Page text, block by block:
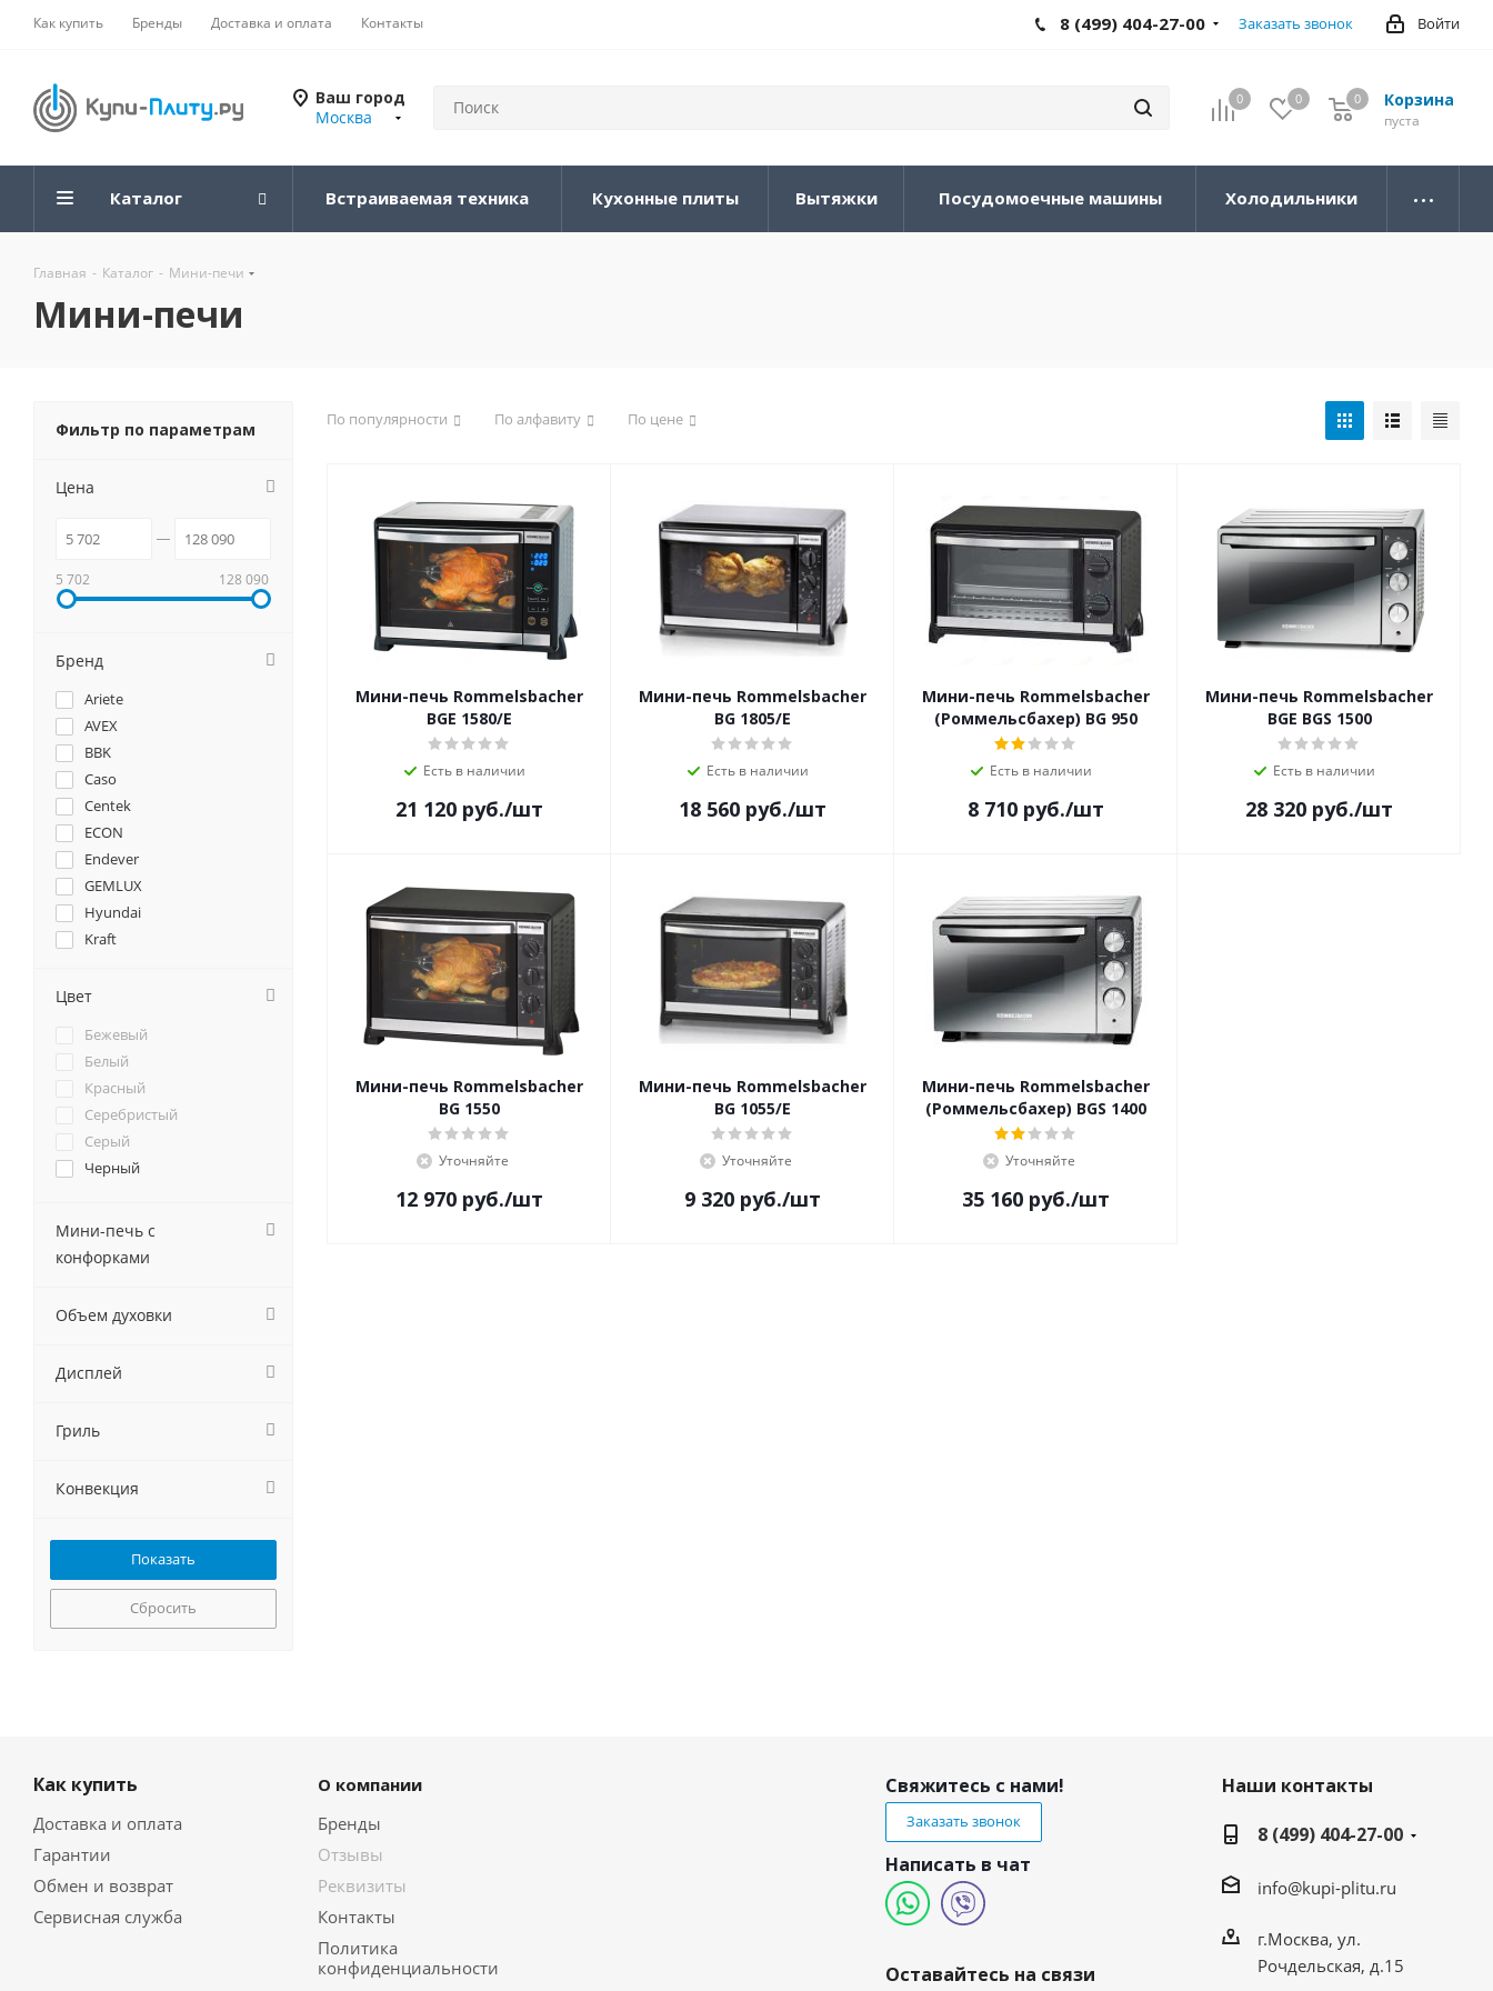
Как купить Бренды Доставка и оплата Контакты Войти
8 (499) 404-27-00 Заказать звонок
Ваш город
Москва
0 0 Корзина
0
пуста
0
Каталог Встраиваемая техника Кухонные плиты Вытяжки Посудомоечные машины Холодильники
Главная - Каталог - Мини-печи
Мини-печи
По популярности По алфавиту По цене
Мини-печь Rommelsbacher
BGE 1580/E
Есть в наличии
21 120 руб./шт
Мини-печь Rommelsbacher
BG 1805/E
Есть в наличии
18 560 руб./шт
Мини-печь Rommelsbacher
(Роммельсбахер) BG 950
Есть в наличии
8 710 руб./шт
Мини-печь Rommelsbacher
BGE BGS 1500
Есть в наличии
28 320 руб./шт
Мини-печь Rommelsbacher
BG 1550
Уточняйте
12 970 руб./шт
Мини-печь Rommelsbacher
BG 1055/E
Уточняйте
9 320 руб./шт
Мини-печь Rommelsbacher
(Роммельсбахер) BGS 1400
Уточняйте
35 160 руб./шт
Фильтр по параметрам
Цена
5 702 128 090
Бренд
Ariete
AVEX
BBK
Caso
Centek
ECON
Endever
GEMLUX
Hyundai
Kraft
NORDFROST
Smeg
StarWind
Steba
Supra
Великие реки
Цвет
Бежевый
Белый
Красный
Серебристый
Серый
Черный
Мини-печь с
конфорками
Объем духовки
Дисплей
Гриль
Конвекция
Сбросить
Как купить
Доставка и оплата
Гарантии
Обмен и возврат
Сервисная служба
О компании
Бренды
Отзывы
Реквизиты
Контакты
Политика
конфиденциальности
Свяжитесь с нами!
Заказать звонок
Написать в чат
Оставайтесь на связи
Наши контакты
8 (499) 404-27-00
info@kupi-plitu.ru
г.Москва, ул.
Рочдельская, д.15